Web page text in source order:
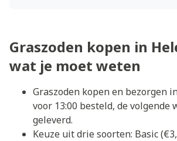
Graszoden kopen in
wat je moet weten
Graszoden kopen en bezorgen
voor 13:00 besteld, de volgende
geleverd.
Keuze uit drie soorten: Basic